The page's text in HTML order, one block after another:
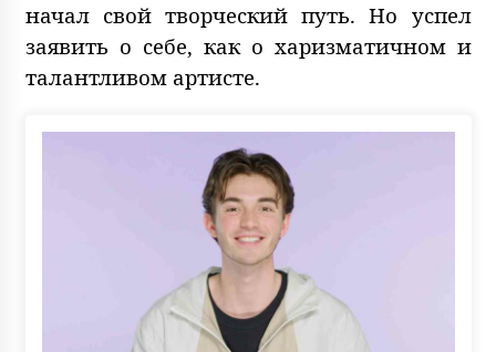
начал свой творческий путь. Но успел
заявить о себе, как о харизматичном и
талантливом артисте.